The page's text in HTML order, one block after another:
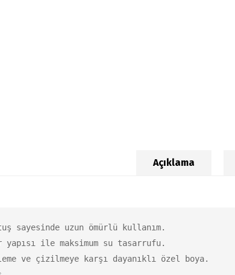
Açıklama
sayesinde uzun ömürlü kullanım.
yapısı ile maksimum su tasarrufu.
ve çizilmeye karşı dayanıklı özel boya.